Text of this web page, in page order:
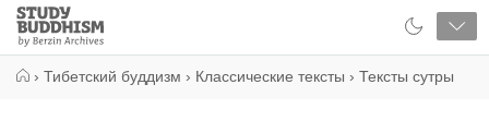
Close
Study
Buddhism
› Тибетский буддизм › Классические тексты › Тексты сутры